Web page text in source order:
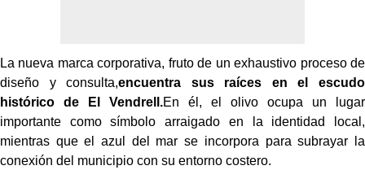
La nueva marca corporativa, fruto de un exhaustivo proceso de
diseño y consulta,encuentra sus raíces en el escudo
histórico de El Vendrell.En él, el olivo ocupa un lugar
importante como símbolo arraigado en la identidad local,
mientras que el azul del mar se incorpora para subrayar la
conexión del municipio con su entorno costero.